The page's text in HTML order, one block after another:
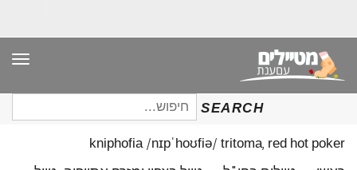
SEARCH
חיפוש
עבור:
kniphofia /nɪpˈhoʊfiə/ tritoma, red hot poker